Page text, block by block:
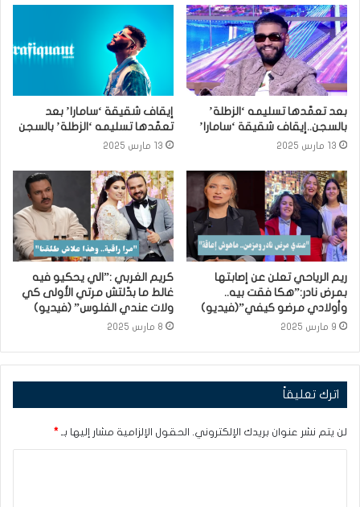
بعد تعمّدها تسليمه ‘الزطلة’
بالسجن..إيقاف شقيقة ‘سامارا’
13 مارس 2025
إيقاف شقيقة ‘سامارا’ بعد
تعمّدها تسليمه ‘الزطلة’ بالسجن
13 مارس 2025
ريم الرياحي تعلن عن إصابتها
بمرض نادر:”هكا فقت بيه..
وأولادي مرضو كيفي”(فيديو)
9 مارس 2025
كريم الغربي :”الي يحكيو فيه
غالط ما بدّلتش مرتي الأولى كي
ولات عندي الفلوس” (فيديو)
8 مارس 2025
اترك تعليقاً
لن يتم نشر عنوان بريدك الإلكتروني. الحقول الإلزامية مشار إليها بـ *